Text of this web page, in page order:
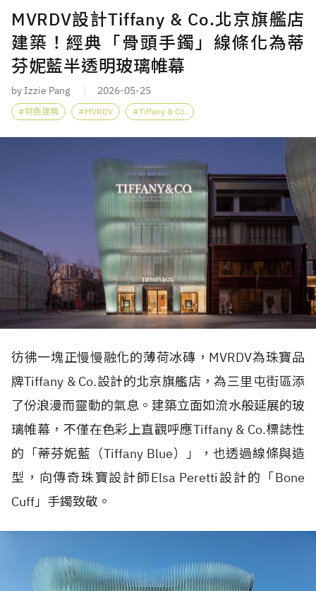
MVRDV設計Tiffany & Co.北京旗艦店
建築！經典「骨頭手鐲」線條化為蒂
芬妮藍半透明玻璃帷幕
by Izzie Pang 2026-05-25
特色建築 MVRDV Tiffany & Co.
彷彿一塊正慢慢融化的薄荷冰磚， MVRDV為珠寶品
牌Tiffany & Co.設計的北京旗艦店，為三里屯街區添
了份浪漫而靈動的氣息。建築立面如流水般延展的玻
璃帷幕，不僅在色彩上直觀呼應Tiffany & Co.標誌性
的「蒂芬妮藍（Tiffany Blue）」，也透過線條與造
型，向傳奇珠寶設計師Elsa Peretti 設計的「Bone
Cuff」手鐲致敬。